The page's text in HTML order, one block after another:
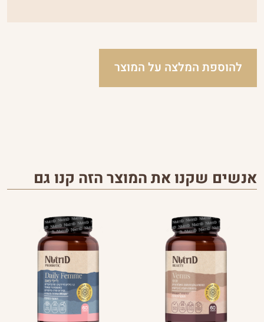
להוספת המלצה על המוצר
אנשים שקנו את המוצר הזה קנו גם